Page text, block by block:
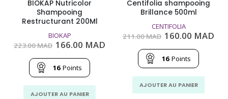
BIOKAP Nutricolor
Shampooing
Restructurant 200Ml
BIOKAP
223.00MAD Le
initial
était :
223.00
MAD.
166.00 MAD
166.00
16 Points
AJOUTER AU PANIER
Centifolia shampooing
Brillance 500ml
CENTIFOLIA
211.00MAD Le
initial
était :
211.00
MAD.
160.00 MAD
16 Points
AJOUTER AU PANIER